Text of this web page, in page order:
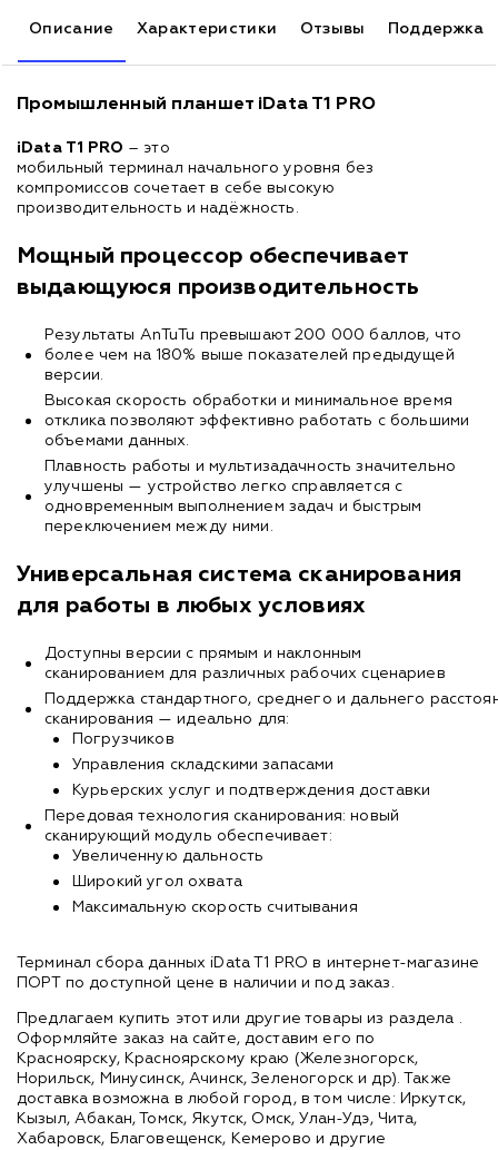
Описание Характеристики Отзывы Поддержка
Промышленный планшет iData T1 PRO
iData T1 PRO – это
мобильный терминал начального уровня без
компромиссов сочетает в себе высокую
производительность и надёжность.
Мощный процессор обеспечивает
выдающуюся производительность
Результаты AnTuTu превышают 200 000 баллов, что
более чем на 180% выше показателей предыдущей
версии.
Высокая скорость обработки и минимальное время
отклика позволяют эффективно работать с большими
объемами данных.
Плавность работы и мультизадачность значительно
улучшены — устройство легко справляется с
одновременным выполнением задач и быстрым
переключением между ними.
Универсальная система сканирования
для работы в любых условиях
Доступны версии с прямым и наклонным
сканированием для различных рабочих сценариев
Поддержка стандартного, среднего и дальнего
сканирования — идеально для:
Погрузчиков
Управления складскими запасами
Курьерских услуг и подтверждения доставки
Передовая технология сканирования: новый
сканирующий модуль обеспечивает:
Увеличенную дальность
Широкий угол охвата
Максимальную скорость считывания
Терминал сбора данных iData T1 PRO в интернет-магазине
ПОРТ по доступной цене в наличии и под заказ.
Предлагаем купить этот или другие товары из раздела .
Оформляйте заказ на сайте, доставим его по
Красноярску, Красноярскому краю (Железногорск,
Норильск, Минусинск, Ачинск, Зеленогорск и др). Также
доставка возможна в любой город, в том числе: Иркутск,
Кызыл, Абакан, Томск, Якутск, Омск, Улан-Удэ, Чита,
Хабаровск, Благовещенск, Кемерово и другие